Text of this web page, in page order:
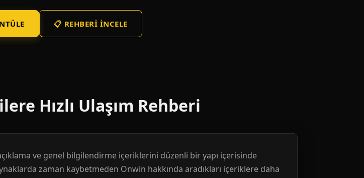
📋 REHBERI İNCELE
Hızlı Ulaşım Rehberi
ve genel bilgilendirme içeriklerini düzenli bir yapı içerisinde
zaman kaybetmeden Onwin hakkında aradıkları içeriklere daha